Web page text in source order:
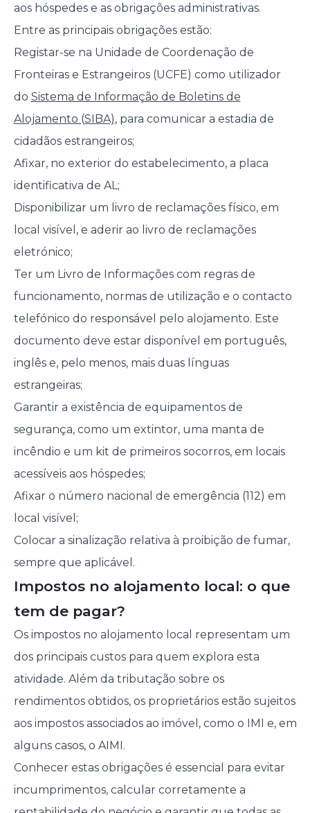
aos hóspedes e as obrigações administrativas.
Entre as principais obrigações estão:
Registar-se na Unidade de Coordenação de
Fronteiras e Estrangeiros (UCFE) como utilizador
do Sistema de Informação de Boletins de
Alojamento (SIBA), para comunicar a estadia de
cidadãos estrangeiros;
Afixar, no exterior do estabelecimento, a placa
identificativa de AL;
Disponibilizar um livro de reclamações físico, em
local visível, e aderir ao livro de reclamações
eletrónico;
Ter um Livro de Informações com regras de
funcionamento, normas de utilização e o contacto
telefónico do responsável pelo alojamento. Este
documento deve estar disponível em português,
inglês e, pelo menos, mais duas línguas
estrangeiras;
Garantir a existência de equipamentos de
segurança, como um extintor, uma manta de
incêndio e um kit de primeiros socorros, em locais
acessíveis aos hóspedes;
Afixar o número nacional de emergência (112) em
local visível;
Colocar a sinalização relativa à proibição de fumar,
sempre que aplicável.
Impostos no alojamento local: o que
tem de pagar?
Os impostos no alojamento local representam um
dos principais custos para quem explora esta
atividade. Além da tributação sobre os
rendimentos obtidos, os proprietários estão sujeitos
aos impostos associados ao imóvel, como o IMI e, em
alguns casos, o AIMI.
Conhecer estas obrigações é essencial para evitar
incumprimentos, calcular corretamente a